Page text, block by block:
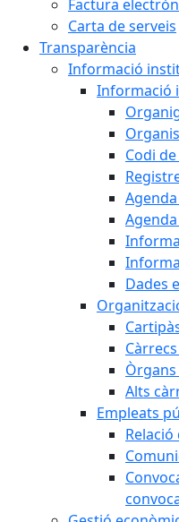
Factura
Carta de serveis
Transparència
Informació
Informació
Codi
Dades
Alts
Empleats